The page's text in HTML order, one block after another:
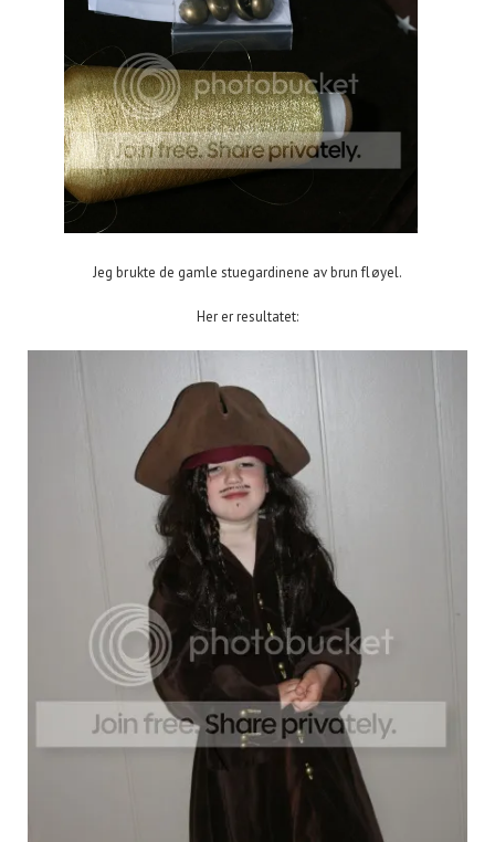
Jeg brukte de gamle stuegardinene av brun fløyel.
Her er resultatet: